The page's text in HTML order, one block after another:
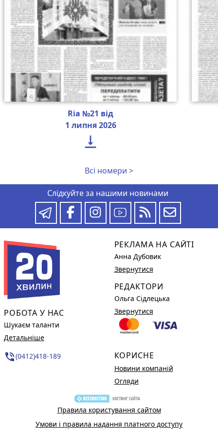
Ria №21 від
1 липня 2026

Всі номери >
Слідкуйте за нашими новинами
РОБОТА У НАС
Шукаєм таланти
Детальніше
phone_in_talk(0412)418-189
РЕКЛАМА НА САЙТІ
Анна Дубовик
Звернутися
РЕДАКТОРИ
Ольга Сідлецька
Звернутися
КОРИСНЕ
Новини компаній
Огляди
Правила користування сайтом
Умови і правила надання платного доступу